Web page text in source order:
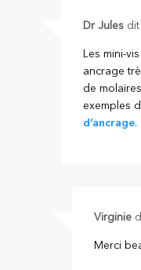
Dr Jules dit
Les mini-
ancrage
de
exemples
d’ancrage.
Virginie
Merci